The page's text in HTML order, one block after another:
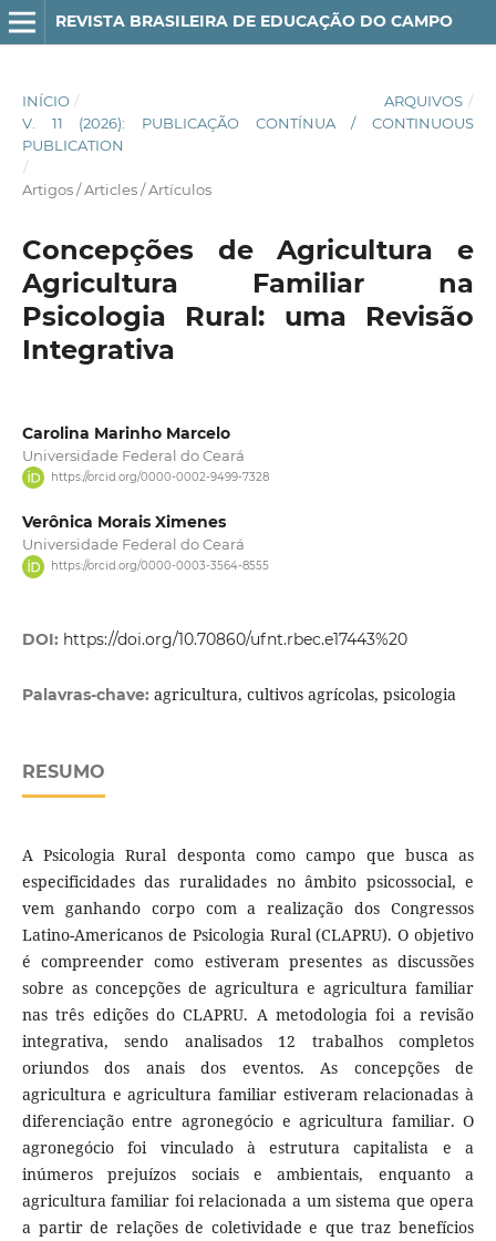
REVISTA BRASILEIRA DE EDUCAÇÃO DO CAMPO
INÍCIO / ARQUIVOS /
V. 11 (2026): PUBLICAÇÃO CONTÍNUA / CONTINUOUS
PUBLICATION
/
Artigos / Articles / Artículos
Concepções de Agricultura e
Agricultura Familiar na
Psicologia Rural: uma Revisão
Integrativa
Carolina Marinho Marcelo
Universidade Federal do Ceará
https://orcid.org/0000-0002-9499-7328
Verônica Morais Ximenes
Universidade Federal do Ceará
https://orcid.org/0000-0003-3564-8555
DOI: https://doi.org/10.70860/ufnt.rbec.e17443%20
Palavras-chave: agricultura, cultivos agrícolas, psicologia
RESUMO
A Psicologia Rural desponta como campo que busca as
especificidades das ruralidades no âmbito psicossocial, e
vem ganhando corpo com a realização dos Congressos
Latino-Americanos de Psicologia Rural (CLAPRU). O objetivo
é compreender como estiveram presentes as discussões
sobre as concepções de agricultura e agricultura familiar
nas três edições do CLAPRU. A metodologia foi a revisão
integrativa, sendo analisados 12 trabalhos completos
oriundos dos anais dos eventos. As concepções de
agricultura e agricultura familiar estiveram relacionadas à
diferenciação entre agronegócio e agricultura familiar. O
agronegócio foi vinculado à estrutura capitalista e a
inúmeros prejuízos sociais e ambientais, enquanto a
agricultura familiar foi relacionada a um sistema que opera
a partir de relações de coletividade e que traz benefícios